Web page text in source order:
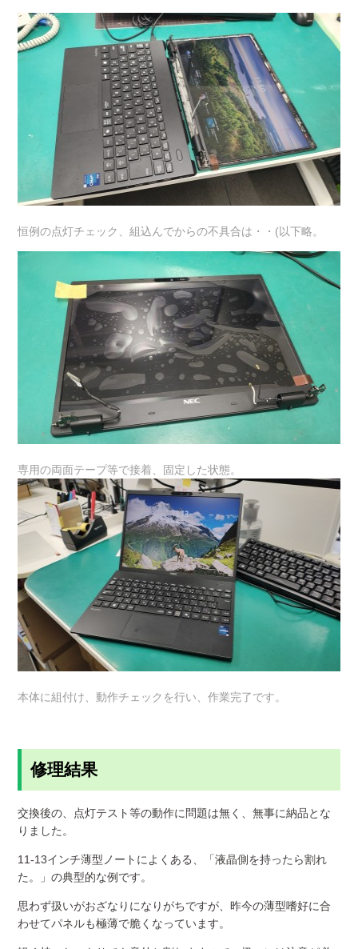
恒例の点灯チェック、組込んでからの不具合は・・(以下略。
専用の両面テープ等で接着、固定した状態。
本体に組付け、動作チェックを行い、作業完了です。
修理結果
交換後の、点灯テスト等の動作に問題は無く、無事に納品とな
りました。
11-13インチ薄型ノートによくある、「液晶側を持ったら割れ
た。」の典型的な例です。
思わず扱いがおざなりになりがちですが、昨今の薄型嗜好に合
わせてパネルも極薄で脆くなっています。